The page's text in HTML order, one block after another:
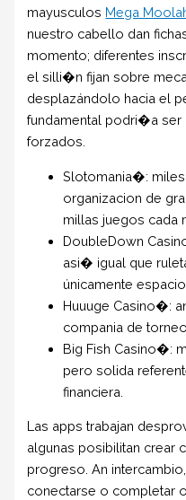
mayusculos Mega
nuestro cabello dan
momento; diferentes
el silli�n fijan sobre
desplazándolo hacia el
fundamental podri�a ser
forzados.
Slotomania�:
organizacion de
millas juegos cada
DoubleDown
asi� igual que
únicamente espacio.
Huuuge Casino�:
compania de
Big Fish Casino�:
pero solida
financiera.
Las apps trabajan
algunas posibilitan crear
progreso. An
conectarse o completar